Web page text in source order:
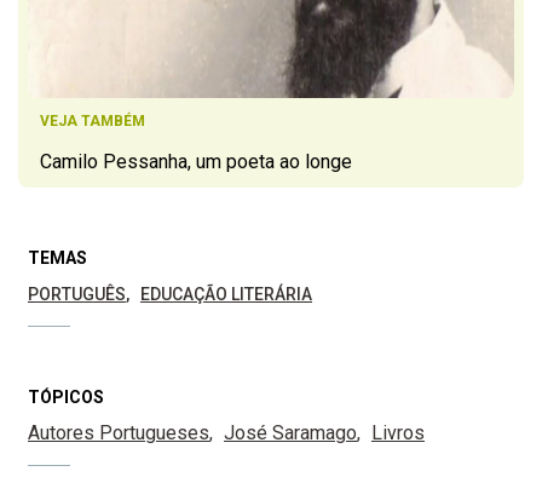
VEJA TAMBÉM
Camilo Pessanha, um poeta ao longe
TEMAS
PORTUGUÊS
EDUCAÇÃO LITERÁRIA
TÓPICOS
Autores Portugueses José Saramago Livros